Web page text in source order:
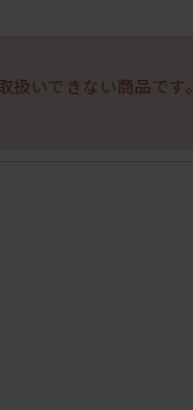
いできない商品です。